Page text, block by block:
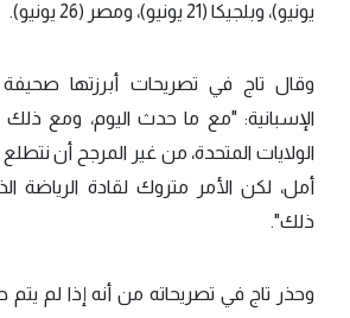
يونيو)، وبلجيكا (21 يونيو)، ومصر (26 يونيو).
وقال تاج في تصريحات أبرزتها صحيفة
الإسبانية: "مع ما حدث اليوم، ومع
الولايات المتحدة، من غير المرجح أن
أمل، لكن الأمر متروك لقادة الرياضة
ذلك".
وحذر تاج في تصريحاته من أنه إذا لم يتم